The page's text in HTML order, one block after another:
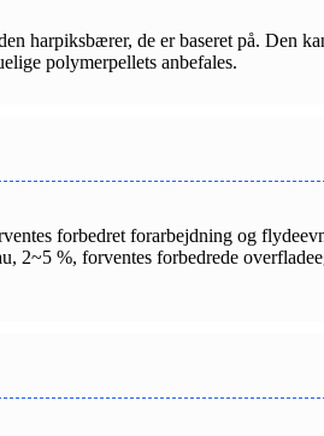
harpiksbærer, de er baseret på. Den
polymerpellets anbefales.
forbedret forarbejdning og
2~5 %, forventes forbedrede